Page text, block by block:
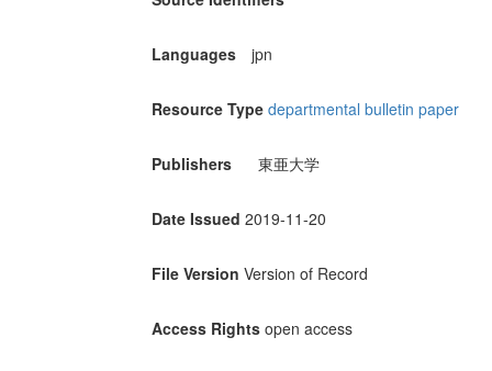
Languages jpn
Resource Type departmental bulletin paper
Publishers 東亜大学
Date Issued 2019-11-20
File Version Version of Record
Access Rights open access